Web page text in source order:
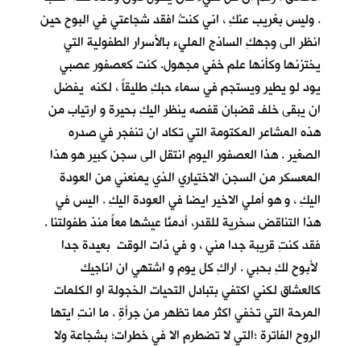
. وليس بغريب عنكِ ، اني كنتُ افقد شجاعتي في البوح حين
انظر الى وجهكِ الساذج المليء بالأسرار الطفولية التي
يختزنها وكأنها علم خفي مجهول. كنت كعصفور عصبي
يود لو يطير ويستجم في سماء حبكِ طليقاً ، لكنه يفضل
ان يبقى خلف قضبان قفصه ينظر اليكِ بحيرة و ارتياب من
هذه المشاعر المكتومة التي تكاد ان تنفجر في صدره
الصغير . هذا العصفور اليوم انتقل الى سجن كبير هو هذا
المعسكر من السجن الاختياري الذي يمنعني من العودة
اليكِ ، و هو أملي الاخير ايضا في العودة اليكِ . اليس في
هذا التناقض سخرية للقدر، أدمنَّا عيشها معاً منذ طفولتنا .
فقد كنتِ قريبة جدا مني ، و في ذات الوقت بعيدة جدا
لأبوح لكِ بحبي . اراكِ كل يوم و اشتهي ان اناجيك
كالعشاق لكني اكتفي بتبادل التحيات الخجولة او الكلمات
المرحة التي تخفي اكثر مما تظهر من جرأةٍ . ما انتِ ايتها
الروح الفاترة ؛التي لا تضطرم الا في خطرات؛ بشجاعة ولا